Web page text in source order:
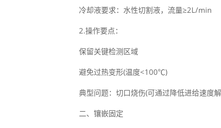
冷却液要求：水性切割液，流量≥2L/min
2.操作要点：
保留关键检测区域
避免过热变形(温度<100℃)
典型问题：切口烧伤(可通过降低进给速度
二、镶嵌固定